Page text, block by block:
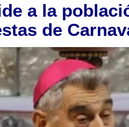
a la
de